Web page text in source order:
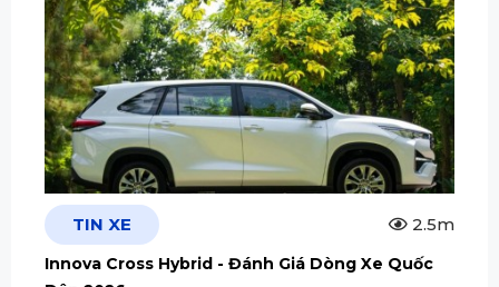
TIN XE 2.5m
Innova Cross Hybrid - Đánh Giá Dòng Xe Quốc